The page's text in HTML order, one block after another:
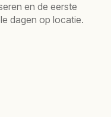
en de eerste
dagen op locatie.